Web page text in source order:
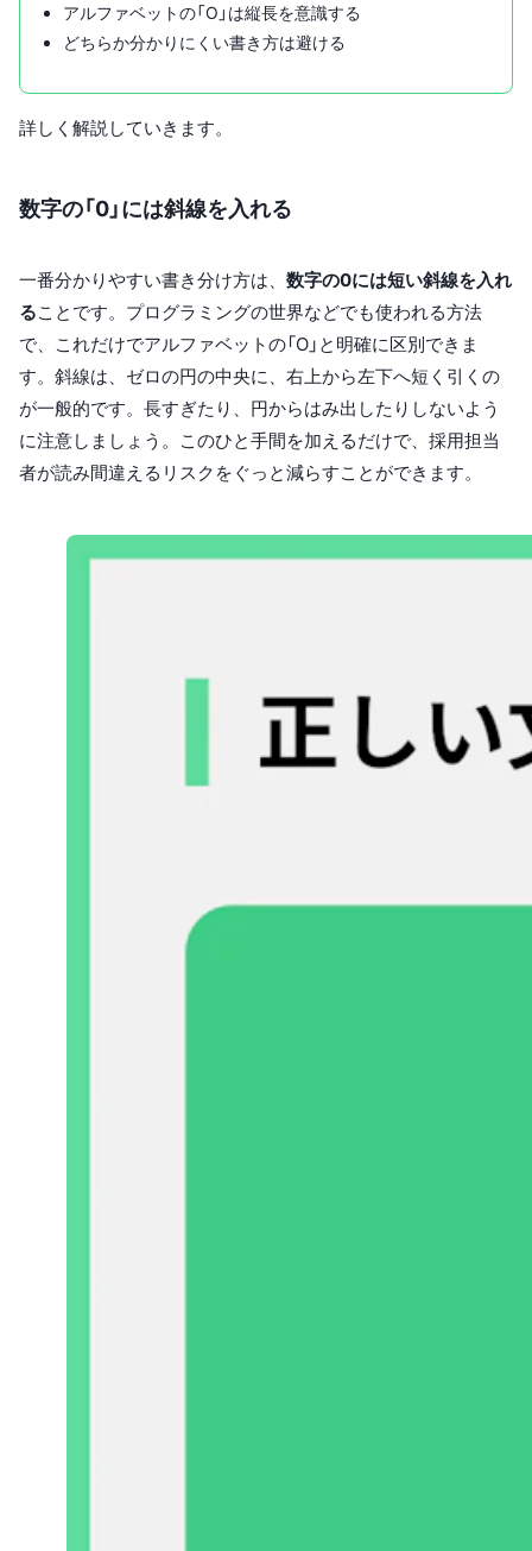
アルファベットの「O」は縦長を意識する
どちらか分かりにくい書き方は避ける
詳しく解説していきます。
数字の「0」には斜線を入れる
一番分かりやすい書き分け方は、 数字の0には短い斜線を入れ
ることです。プログラミングの世界などでも使われる方法
で、これだけでアルファベットの「O」と明確に区別できま
す。斜線は、ゼロの円の中央に、右上から左下へ短く引くの
が一般的です。長すぎたり、円からはみ出したりしないよう
に注意しましょう。このひと手間を加えるだけで、採用担当
者が読み間違えるリスクをぐっと減らすことができます。